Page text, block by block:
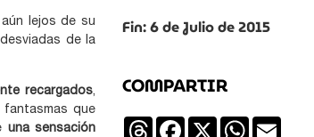
lejos de su
de la
recargados,
fantasmas que
una sensación
Fin: 6 de Julio de 2015
COMPARTIR
ThreadsFacebook
X WhatsApp